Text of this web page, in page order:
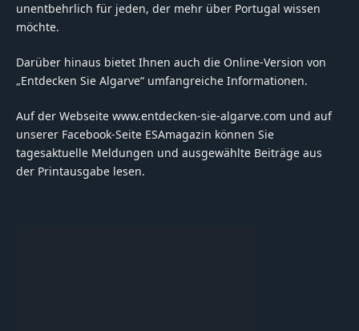
unentbehrlich für jeden, der mehr über Portugal wissen
möchte.
Darüber hinaus bietet Ihnen auch die Online-Version von
„Entdecken Sie Algarve“ umfangreiche Informationen.
Auf der Webseite www.entdecken-sie-algarve.com und auf
unserer Facebook-Seite ESAmagazin können Sie
tagesaktuelle Meldungen und ausgewählte Beiträge aus
der Printausgabe lesen.